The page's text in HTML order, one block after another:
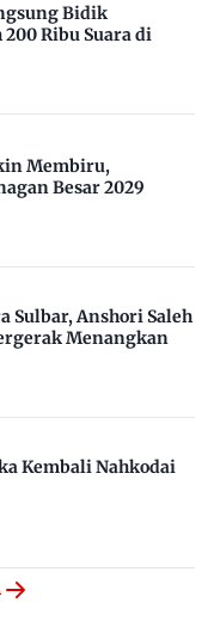
Bidik
Ribu Suara di
Membiru,
Besar 2029
Sulbar, Anshori Saleh
Menangkan
Kembali Nahkodai